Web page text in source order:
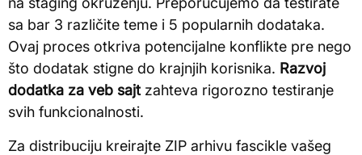
sa bar 3 različite teme i 5 popularnih dodataka.
Ovaj proces otkriva potencijalne konflikte pre nego
što dodatak stigne do krajnjih korisnika. Razvoj
dodatka za veb sajtzahteva rigorozno testiranje
svih funkcionalnosti.
Za distribuciju kreirajte ZIP arhivu fascikle vašeg